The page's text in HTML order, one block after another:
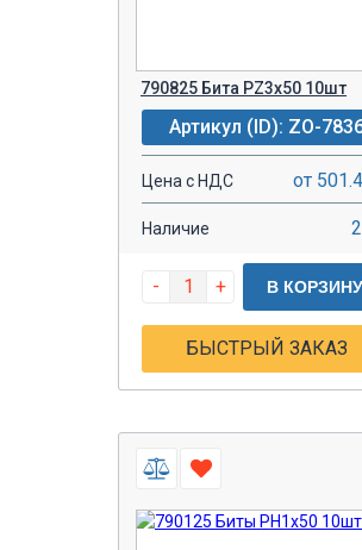
790825 Бита PZ3х50 10шт
Артикул (ID): ZO-
Цена с НДС от
Наличие
- + В
БЫСТРЫЙ ЗАКАЗ